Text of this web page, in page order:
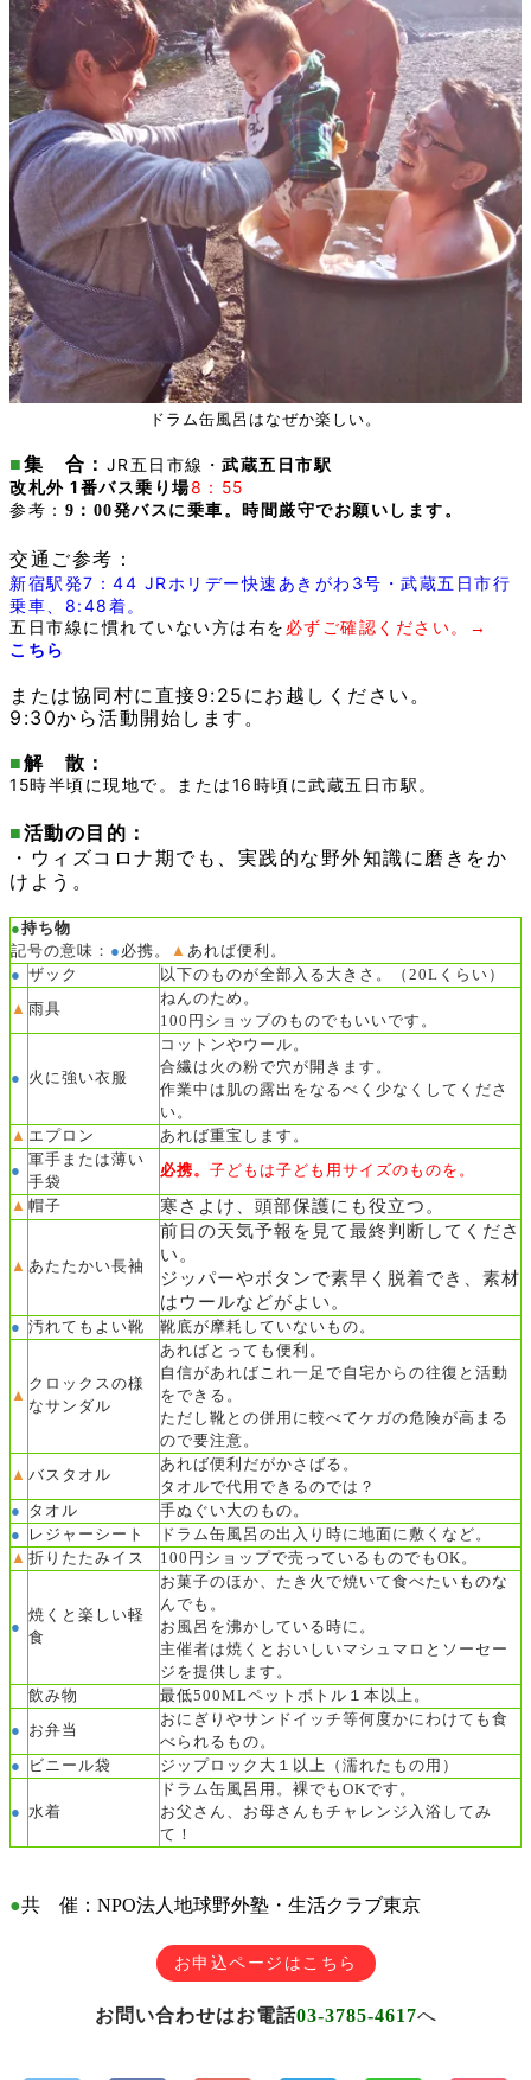
ドラム缶風呂はなぜか楽しい。
■集 合： JR五日市線・ 武蔵五日市駅
改札外 1番バス乗り場8：55
参考： 9：00発バスに乗車。時間厳守でお願いします。
交通ご参考：
新宿駅発7：44 JRホリデー快速あきがわ3号・武蔵五日市行
乗車、8:48着。
五日市線に慣れていない方は右を 必ずご確認ください。
→
こちら
または協同村に直接9:25にお越しください。
9:30から活動開始します。
■解 散：
15時半頃に現地で。または16時頃に武蔵五日市駅。
■活動の目的：
・ウィズコロナ期でも、実践的な野外知識に磨きをか
けよう。
●持ち物
記号の意味： ● 必携。 ▲ あれば便利。
● ザック 以下のものが全部入る大きさ。（20Lくらい）
▲ 雨具
ねんのため。
100円ショップのものでもいいです。
● 火に強い衣服
コットンやウール。
合繊は火の粉で穴が開きます。
作業中は肌の露出をなるべく少なくしてくださ
い。
▲ エプロン あれば重宝します。
●
軍手または薄い
手袋
必携。 子どもは子ども用サイズのものを。
▲ 帽子 寒さよけ、頭部保護にも役立つ。
▲ あたたかい長袖
前日の天気予報を見て最終判断してくださ
い。
ジッパーやボタンで素早く脱着でき、 素材
はウールなどがよい。
● 汚れてもよい靴 靴底が摩耗していないもの。
▲
クロックスの様
なサンダル
あればとっても便利。
自信があればこれ一足で自宅からの往復と活動
をできる。
ただし靴との併用に較べてケガの危険が高まる
ので要注意。
▲ バスタオル
あれば便利だがかさばる。
タオルで代用できるのでは？
●
タオル
手ぬぐい大のもの。
●
レジャーシート
ドラム缶風呂の出入り時に地面に敷くなど。
▲ 折りたたみイス 100円ショップで売っているものでもOK。
●
焼くと楽しい軽
食
お菓子のほか、たき火で焼いて食べたいものな
んでも。
お風呂を沸かしている時に。
主催者は焼くとおいしいマシュマロとソーセー
ジを提供します。
飲み物
最低500MLペットボトル１本以上。
● お弁当
おにぎりやサンドイッチ等何度かにわけても食
べられるもの。
●
ビニール袋 ジップロック大１以上（濡れたもの用）
● 水着
ドラム缶風呂用。 裸でもOKです。
お父さん、お母さんもチャレンジ入浴してみ
て！
●共 催： NPO法人地球野外塾・生活クラブ東京
お申込ページはこちら
お問い合わせはお電話03-3785-4617へ